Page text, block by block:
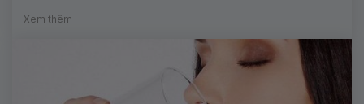
Xem thêm